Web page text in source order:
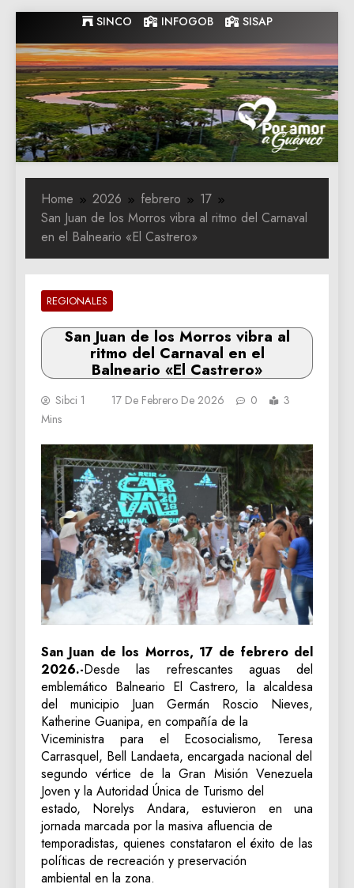
to
content
SINCO INFOGOB SISAP
Gobernacion
de Guarico
Gobernacion de Guarico
Home 2026 febrero
17
‎San Juan de los Morros vibra al ritmo del Carnaval
en el Balneario «El Castrero»
REGIONALES
‎San Juan de los Morros vibra al
ritmo del Carnaval en el
Balneario «El Castrero»
Sibci 1 17 De Febrero De 2026 0
3
Mins
‎San Juan de los Morros, 17 de febrero del
2026.-Desde las refrescantes aguas del
emblemático Balneario El Castrero, la alcaldesa
del municipio Juan Germán Roscio Nieves,
Katherine Guanipa, en compañía de la
Viceministra para el Ecosocialismo, Teresa
Carrasquel, Bell Landaeta, encargada nacional del
segundo vértice de la Gran Misión Venezuela
Joven y la Autoridad Única de Turismo del
estado, Norelys Andara, estuvieron en una
jornada marcada por la masiva afluencia de
temporadistas, quienes constataron el éxito de las
políticas de recreación y preservación
ambiental en la zona.